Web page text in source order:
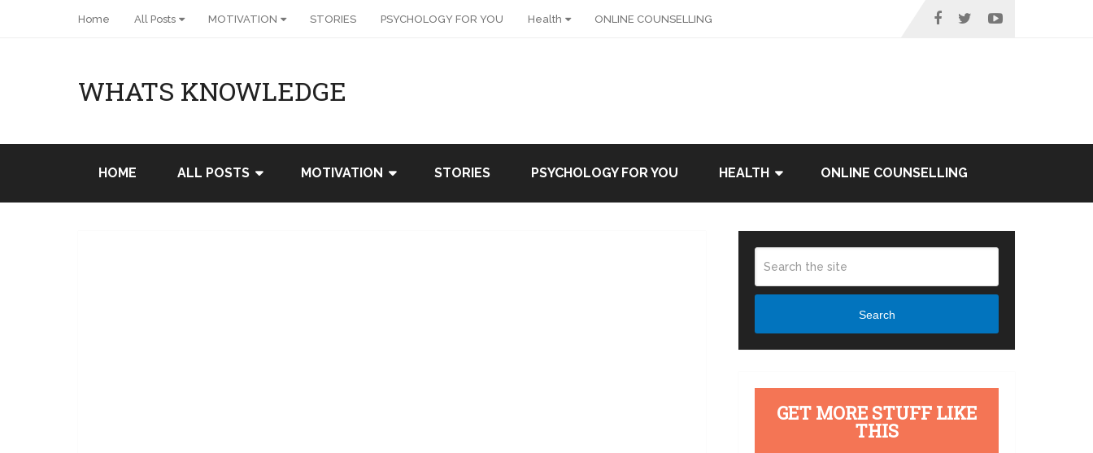
Home All Posts MOTIVATION STORIES PSYCHOLOGY FOR YOU Health ONLINE COUNSELLING
WHATS KNOWLEDGE
HOME ALL POSTS MOTIVATION STORIES PSYCHOLOGY FOR YOU HEALTH ONLINE COUNSELLING
Search
GET MORE STUFF LIKE
THIS